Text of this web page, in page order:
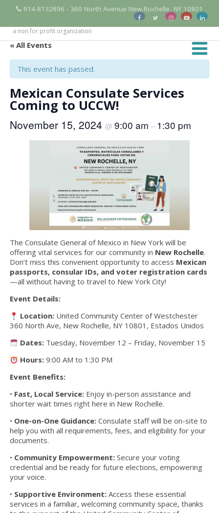
914-8132896 - 360 North Avenue New Rochelle, NY 10801
a non for profit organization
« All Events
This event has passed.
Mexican Consulate Services
Coming to UCCW!
November 15, 2024 @ 9:00 am – 1:30 pm
The Consulate General of Mexico in New York will be
offering vital services for our community in New Rochelle.
Don’t miss this convenient opportunity to access Mexican
passports, consular IDs, and voter registration cards
—all without having to travel to New York City!
Event Details:
Location: United Community Center of Westchester
360 North Ave, New Rochelle, NY 10801, Estados Unidos
Dates: Tuesday, November 12 – Friday, November 15
Hours: 9:00 AM to 1:30 PM
Event Benefits:
• Fast, Local Service: Enjoy in-person assistance and
shorter wait times right here in New Rochelle.
• One-on-One Guidance: Consulate staff will be on-site to
help you with all requirements, fees, and eligibility for your
documents.
• Community Empowerment: Secure your voting
credential and be ready for future elections, empowering
your voice.
• Supportive Environment: Access these essential
services in a familiar, welcoming community space, thanks